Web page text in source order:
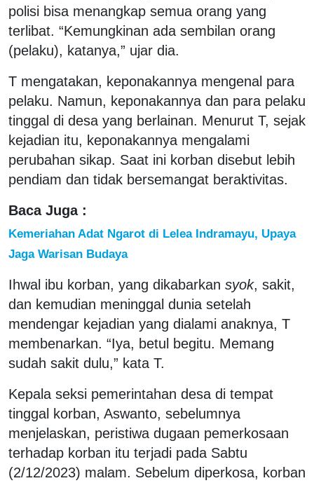
polisi bisa menangkap semua orang yang
terlibat. “Kemungkinan ada sembilan orang
(pelaku), katanya,” ujar dia.
T mengatakan, keponakannya mengenal para
pelaku. Namun, keponakannya dan para pelaku
tinggal di desa yang berlainan. Menurut T, sejak
kejadian itu, keponakannya mengalami
perubahan sikap. Saat ini korban disebut lebih
pendiam dan tidak bersemangat beraktivitas.
Baca Juga :
Kemeriahan Adat Ngarot di Lelea Indramayu, Upaya
Jaga Warisan Budaya
Ihwal ibu korban, yang dikabarkan syok, sakit,
dan kemudian meninggal dunia setelah
mendengar kejadian yang dialami anaknya, T
membenarkan. “Iya, betul begitu. Memang
sudah sakit dulu,” kata T.
Kepala seksi pemerintahan desa di tempat
tinggal korban, Aswanto, sebelumnya
menjelaskan, peristiwa dugaan pemerkosaan
terhadap korban itu terjadi pada Sabtu
(2/12/2023) malam. Sebelum diperkosa, korban